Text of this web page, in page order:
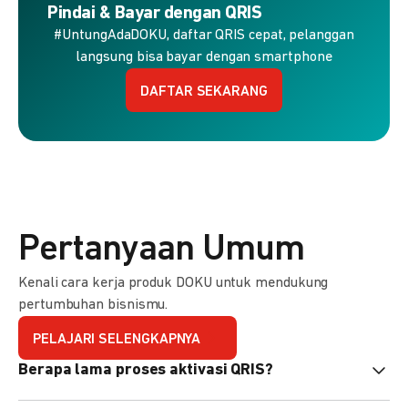
Pindai & Bayar dengan QRIS
#UntungAdaDOKU, daftar QRIS cepat, pelanggan
langsung bisa bayar dengan smartphone
DAFTAR SEKARANG
Pertanyaan Umum
Kenali cara kerja produk DOKU untuk mendukung
pertumbuhan bisnismu.
PELAJARI SELENGKAPNYA
Berapa lama proses aktivasi QRIS?